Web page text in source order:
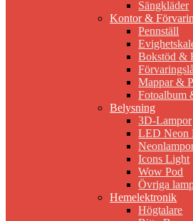
Sängkläder
Kontor &
Pennställ
Bokstöd &
Mappar &
Fotoalbum
Belysning
3D-Lampor
LED Neon
Icons Light
Wow Pod
Övriga
Hemelektronik
Högtalare